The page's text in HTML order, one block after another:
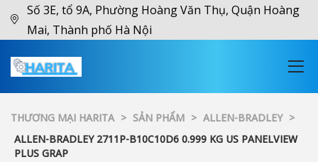
Số 3E, tổ 9A, Phường Hoàng Văn Thụ, Quận Hoàng
Mai, Thành phố Hà Nội
THƯƠNG MẠI HARITA > SẢN PHẨM > ALLEN-BRADLEY >
ALLEN-BRADLEY 2711P-B10C10D6 0.999 KG US PANELVIEW
PLUS GRAP